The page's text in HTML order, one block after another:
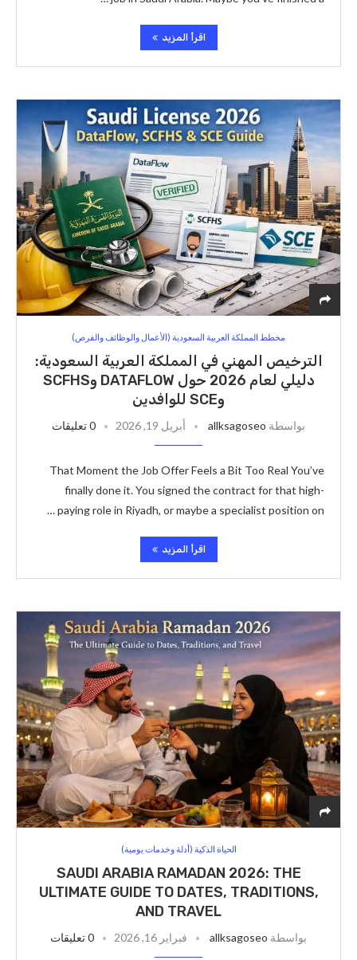
اقرأ المزيد
مخطط المملكة العربية السعودية (الأعمال والوظائف والفرص)
الترخيص المهني في المملكة العربية السعودية:
دليلي لعام 2026 حول DATAFLOW وSCFHS
وSCE للوافدين
بواسطة allksagoseo أبريل 19, 2026 0 تعليقات
That Moment the Job Offer Feels a Bit Too Real You’ve
finally done it. You signed the contract for that high-
paying role in Riyadh, or maybe a specialist position on …
اقرأ المزيد
الحياة الذكية (أدلة وخدمات يومية)
SAUDI ARABIA RAMADAN 2026: THE
ULTIMATE GUIDE TO DATES, TRADITIONS,
AND TRAVEL
بواسطة allksagoseo فبراير 16, 2026 0 تعليقات